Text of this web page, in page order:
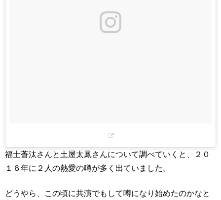
福士蒼汰さんと土屋太鳳さんについて調べていくと、２０
１６年に２人の熱愛の噂が多く出ていました。
どうやら、この頃に共演でもして噂になり始めたのかなと